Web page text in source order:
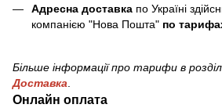
Адресна доставка по Україні
компанією "Нова Пошта" по
Більше інформації про тарифи в
Доставка.
Онлайн оплата